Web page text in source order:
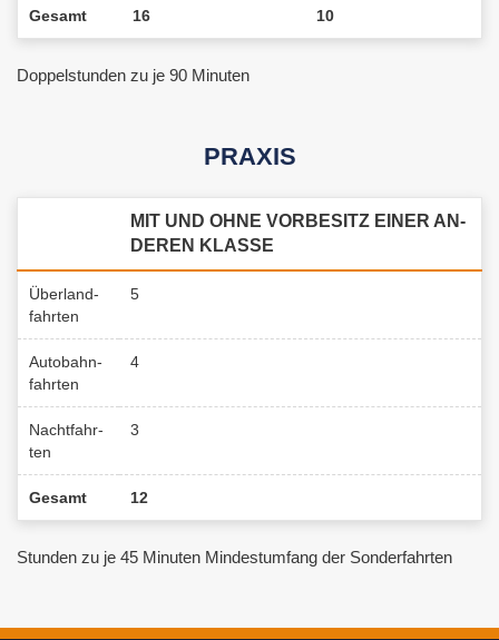
Ge­samt 16 10
Dop­pel­stun­den zu je 90 Mi­nu­ten
PRA­XIS
MIT UND OHNE VOR­BE­SITZ EINER AN­
DE­REN KLAS­SE
Über­land­
fahr­ten
5
Au­to­bahn­
fahr­ten
4
Nacht­fahr­
ten
3
Ge­samt 12
Stun­den zu je 45 Mi­nu­ten Min­dest­um­fang der Son­der­fahr­ten